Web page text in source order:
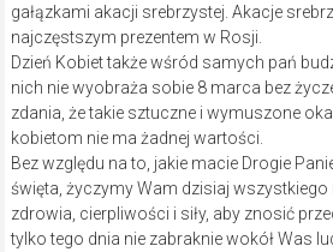
gałązkami akacji srebrzystej. Akacje
najczęstszym prezentem w Rosji.
Dzień Kobiet także wśród samych pań
nich nie wyobraża sobie 8 marca bez
zdania, że takie sztuczne i wymuszone
kobietom nie ma żadnej wartości.
Bez względu na to, jakie macie Drogie
święta, życzymy Wam dzisiaj wszystkiego
zdrowia, cierpliwości i siły, aby znosić
tylko tego dnia nie zabraknie wokół Was